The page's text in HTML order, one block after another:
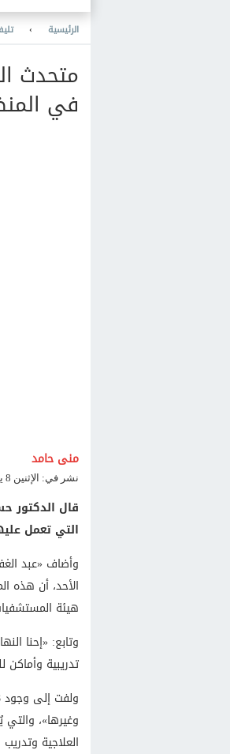
الرئيسية ›
متحدث
في
منى حامد
نشر في: الإثنين 8 يونيو 2026 - 12:01 ص | آخر تحديث: الإثنين 8 يونيو 2026 - 12:01 ص
قال الدكتور
التي تعمل
وأضاف «عبد
الأحد، أن هذه
هيئة
تدريبية
وغيرها»،
العلاجية